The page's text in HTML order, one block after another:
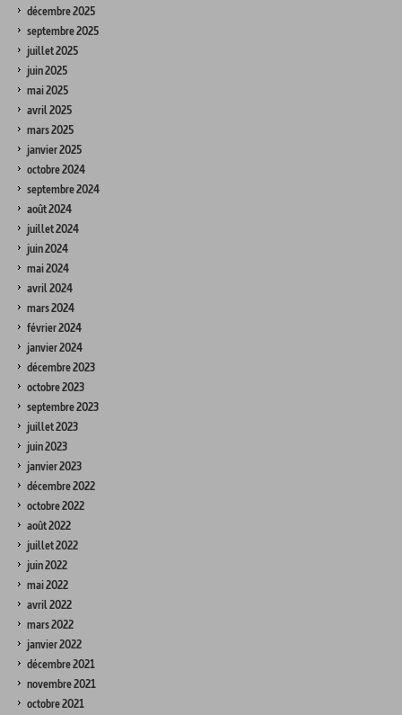
décembre 2025
septembre 2025
juillet 2025
juin 2025
mai 2025
avril 2025
mars 2025
janvier 2025
octobre 2024
septembre 2024
août 2024
juillet 2024
juin 2024
mai 2024
avril 2024
mars 2024
février 2024
janvier 2024
décembre 2023
octobre 2023
septembre 2023
juillet 2023
juin 2023
janvier 2023
décembre 2022
octobre 2022
août 2022
juillet 2022
juin 2022
mai 2022
avril 2022
mars 2022
janvier 2022
décembre 2021
novembre 2021
octobre 2021